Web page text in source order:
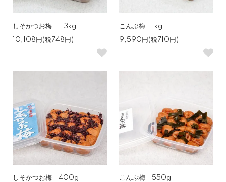
しそかつお梅 1.3kg
10,108円(税748円)
こんぶ梅 1kg
9,590円(税710円)
しそかつお梅 400g
こんぶ梅 550g